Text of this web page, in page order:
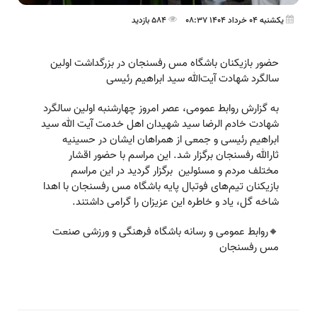
یکشنبه 04 خرداد 1404 08:37
حضور بازیکنان باشگاه مس رفسنجان در بزرگداشت اولین
سالگرد شهادت آیت‌الله سید ابراهیم رئیسی
به گزارش روابط عمومی، عصر امروز چهارشنبه اولین سالگرد
شهادت خادم الرضا سید شهیدان اهل خدمت آیت الله سید
ابراهیم رئیسی و جمعی از همراهان ایشان در حسینیه
ثارالله رفسنجان برگزار شد. این مراسم با حضور اقشار
مختلف مردم و مسئولین برگزار گردید در این مراسم
بازیکنان تیم‌های فوتبال پایه باشگاه مس رفسنجان با اهدا
شاخه گل، یاد و خاطره این عزیزان را گرامی داشتند.
🔸روابط عمومی و رسانه باشگاه فرهنگی و ورزشی صنعت
مس رفسنجان